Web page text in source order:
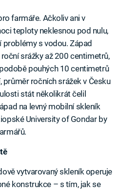
farmáře. Ačkoliv ani v
teploty neklesnou pod nulu,
s vodou. Západ
srážky až 200 centimetrů,
pouhých 10 centimetrů
průměr ročních srážek v Česku
stát několikrát čelil
na levný mobilní skleník
University of Gondar by
vytvarovaný skleník operuje
konstrukce – s tím, jak se